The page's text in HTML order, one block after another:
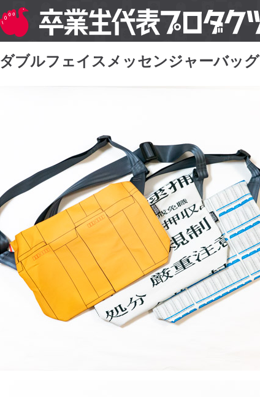
ダブルフェイスメッセンジャーバッグ